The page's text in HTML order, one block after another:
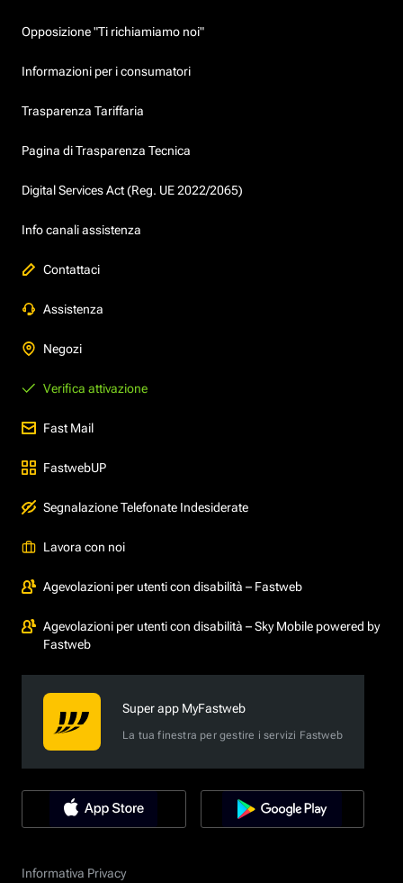
Opposizione "Ti richiamiamo noi"
Informazioni per i consumatori
Trasparenza Tariffaria
Pagina di Trasparenza Tecnica
Digital Services Act (Reg. UE 2022/2065)
Info canali assistenza
Contattaci
Assistenza
Negozi
Verifica attivazione
Fast Mail
FastwebUP
Segnalazione Telefonate Indesiderate
Lavora con noi
Agevolazioni per utenti con disabilità – Fastweb
Agevolazioni per utenti con disabilità – Sky Mobile powered by
Fastweb
Super app MyFastweb
La tua finestra per gestire i servizi Fastweb
Informativa Privacy